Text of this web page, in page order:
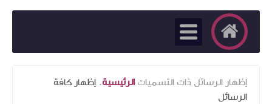
‏إظهار الرسائل ذات التسميات الرئيسية. إظهار كافة
الرسائل